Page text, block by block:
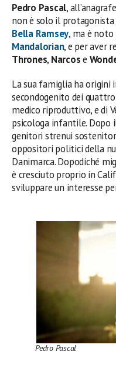
Pedro Pascal,
non è solo il protagonista
Bella Ramsey, ma è
Mandalorian, e per aver
Thrones, Narcose
La sua famiglia ha origini
secondogenito dei
medico riproduttivo, e di
psicologa infantile. Dopo
genitori strenui
oppositori politici della
Danimarca. Dopodiché
è cresciuto proprio in
sviluppare un interesse
Pedro Pascal